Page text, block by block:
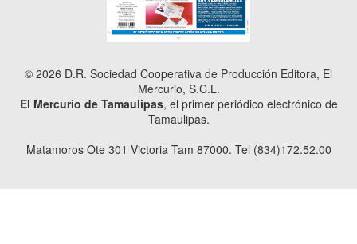
© 2026 D.R. Sociedad Cooperativa de Producción Editora, El
Mercurio, S.C.L.
El Mercurio de Tamaulipas, el primer periódico electrónico de
Tamaulipas.
Matamoros Ote 301 Victoria Tam 87000. Tel (834)172.52.00